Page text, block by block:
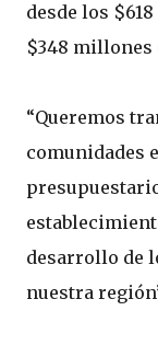
desde los
$348 millones
“Queremos
comunidades
desarrollo de
nuestra